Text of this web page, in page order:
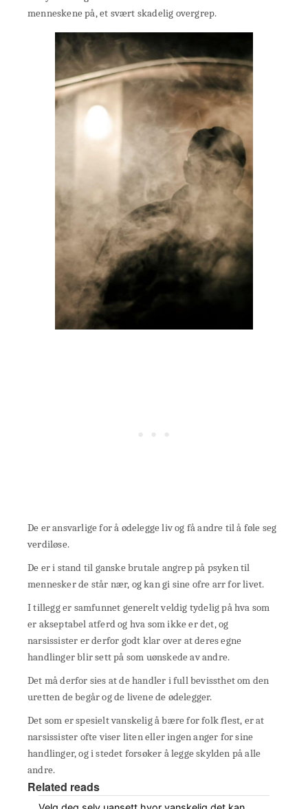
menneskene på, et svært skadelig overgrep.
De er ansvarlige for å ødelegge liv og få andre til å føle seg
verdiløse.
De er i stand til ganske brutale angrep på psyken til
mennesker de står nær, og kan gi sine ofre arr for livet.
I tillegg er samfunnet generelt veldig tydelig på hva som
er akseptabel atferd og hva som ikke er det, og
narsissister er derfor godt klar over at deres egne
handlinger blir sett på som uønskede av andre.
Det må derfor sies at de handler i full bevissthet om den
uretten de begår og de livene de ødelegger.
Det som er spesielt vanskelig å bære for folk flest, er at
narsissister ofte viser liten eller ingen anger for sine
handlinger, og i stedet forsøker å legge skylden på alle
andre.
Related reads